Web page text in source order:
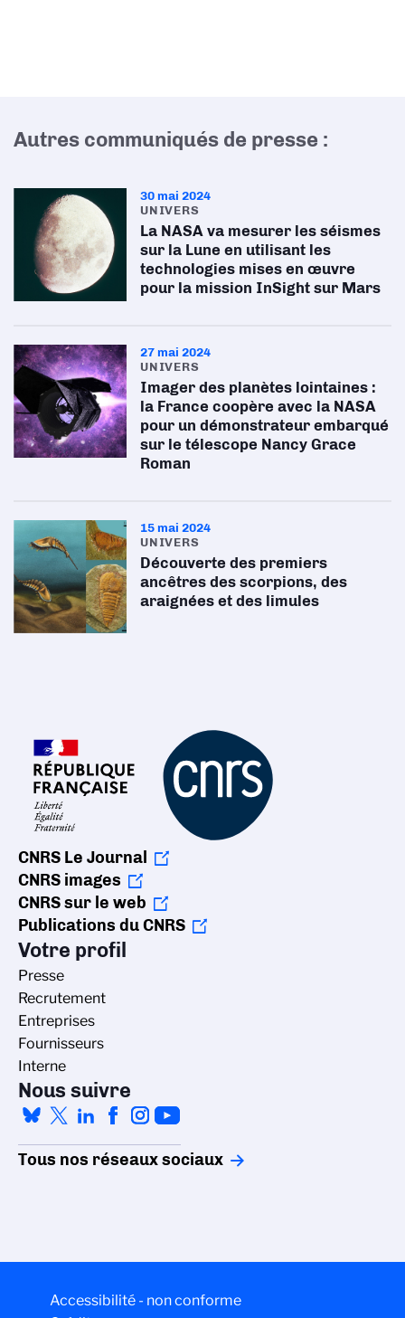
Autres communiqués de presse :
30 mai 2024
UNIVERS
La NASA va mesurer les séismes
sur la Lune en utilisant les
technologies mises en œuvre
pour la mission InSight sur Mars
27 mai 2024
UNIVERS
Imager des planètes lointaines :
la France coopère avec la NASA
pour un démonstrateur embarqué
sur le télescope Nancy Grace
Roman
15 mai 2024
UNIVERS
Découverte des premiers
ancêtres des scorpions, des
araignées et des limules
CNRS Le Journal
CNRS images
CNRS sur le web
Publications du CNRS
Votre profil
Presse
Recrutement
Entreprises
Fournisseurs
Interne
Nous suivre
Tous nos réseaux sociaux
Accessibilité - non conforme
Gestion des cookies
La politique de gestion des cookies du
CNRS est élaborée en adéquation avec sa